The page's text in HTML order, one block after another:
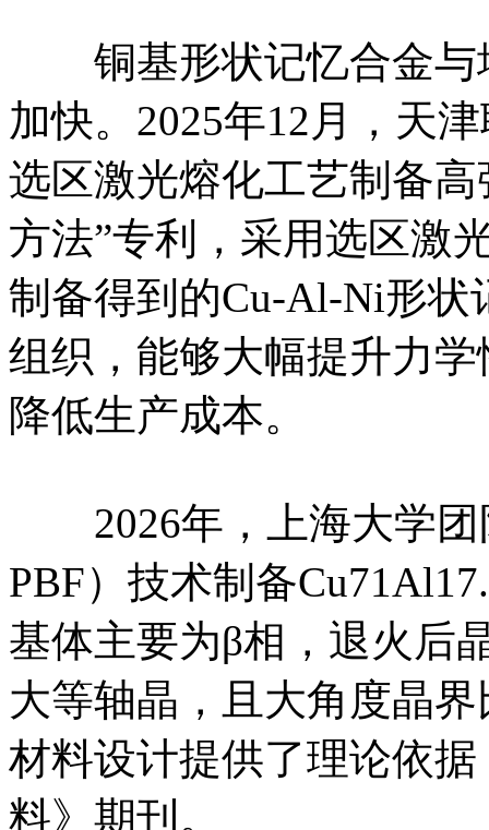
铜基形状记忆合金与
加快。2025年12月，天
选区激光熔化工艺制备
方法”专利，采用选区激
制备得到的Cu-Al-Ni形状
组织，能够大幅提升力
降低生产成本。
2026年，上海大学团
PBF）技术制备
基体主要为β相，退火后
大等轴晶，且大角度晶
材料设计提供了理论依
料》期刊。